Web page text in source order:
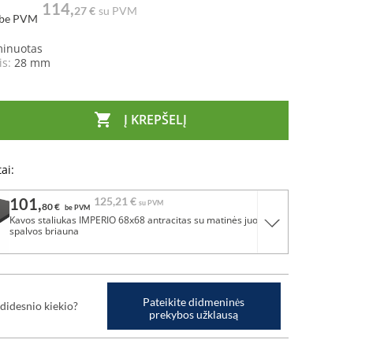
be PVM
114,27 € su PVM
28 mm
 Į KREPŠELĮ
101,80 € be PVM 125,21 € su PVM
Kavos staliukas IMPERIO 68x68 antracitas su matinės juodos
spalvos briauna
kiekio?
Pateikite didmeninės
prekybos užklausą